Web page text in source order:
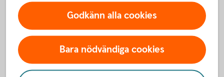
Vägledning och råd om ditt personnummer kapas. Du
kan även få ersättning för juridisk assistans, upp till
100 000 kronor.
Om du har en hemförsäkring och drabbas av ID-stöld
kan du ringa oss dygnet runt, alla dagar i veckan.
Godkänn alla cookies
Bara nödvändiga cookies